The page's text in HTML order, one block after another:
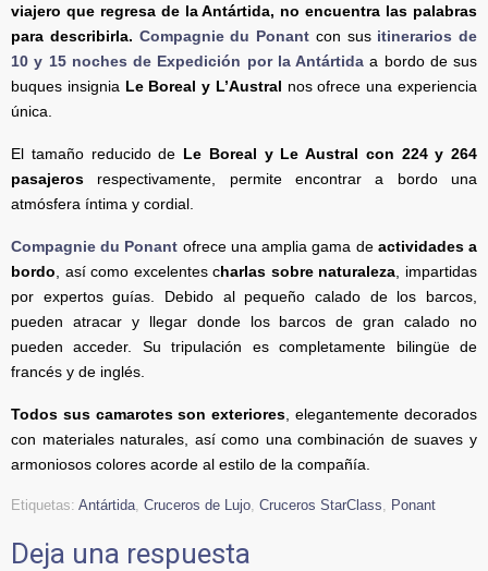
viajero que regresa de la Antártida, no encuentra las palabras
para describirla. Compagnie du Ponant con sus itinerarios de
10 y 15 noches de Expedición por la Antártida a bordo de sus
buques insignia Le Boreal y L’Austral nos ofrece una experiencia
única.
El tamaño reducido de Le Boreal y Le Austral con 224 y 264
pasajeros respectivamente, permite encontrar a bordo una
atmósfera íntima y cordial.
Compagnie du Ponant ofrece una amplia gama de actividades a
bordo , así como excelentes charlas sobre naturaleza , impartidas
por expertos guías. Debido al pequeño calado de los barcos,
pueden atracar y llegar donde los barcos de gran calado no
pueden acceder. Su tripulación es completamente bilingüe de
francés y de inglés.
Todos sus camarotes son exteriores , elegantemente decorados
con materiales naturales, así como una combinación de suaves y
armoniosos colores acorde al estilo de la compañía.
Etiquetas: Antártida Cruceros de Lujo Cruceros StarClass Ponant
Deja una respuesta